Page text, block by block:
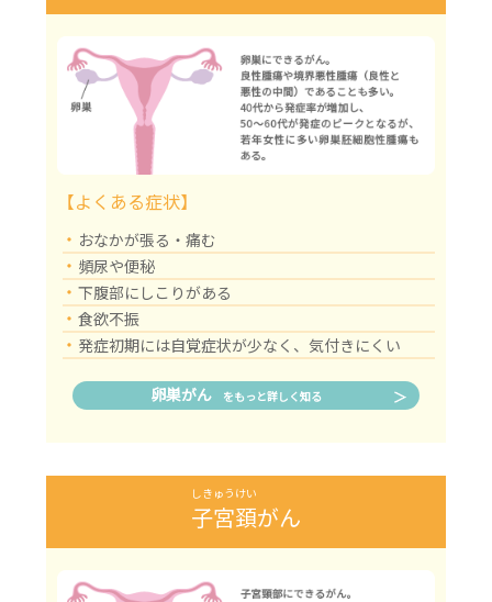
【よくある症状】
・ おなかが張る・痛む
・ 頻尿や便秘
・ 下腹部にしこりがある
・ 食欲不振
・ 発症初期には自覚症状が少なく、気付きにくい
卵巣がん をもっと詳しく知る
子宮頚
しきゅうけい
がん